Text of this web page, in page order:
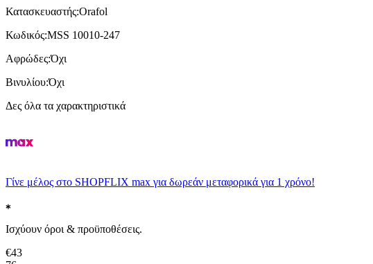
Κατασκευαστής:Orafol
Κωδικός:MSS 10010-247
Αφρώδες:Όχι
Βινυλίου:Όχι
Δες όλα τα χαρακτηριστικά
Γίνε μέλος στο SHOPFLIX max για δωρεάν μεταφορικά για 1 χρόνο!
Ισχύουν όροι & προϋποθέσεις.
€43